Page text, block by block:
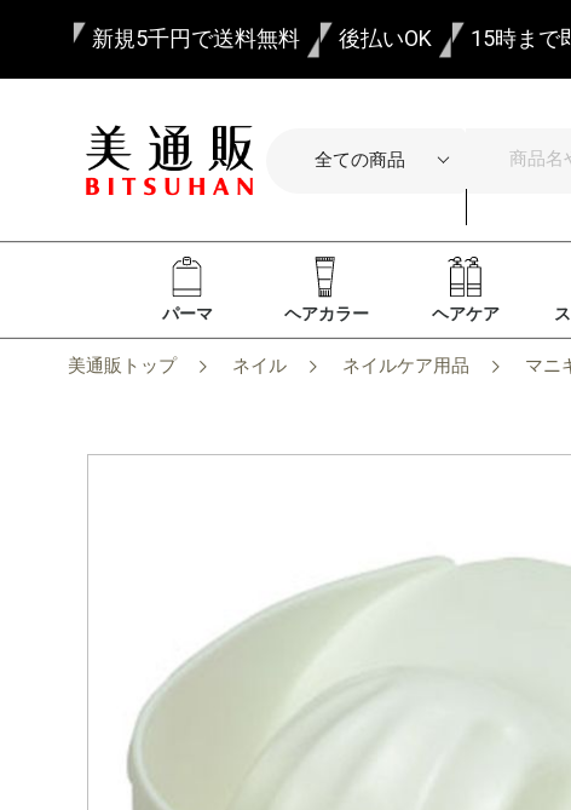
新規5千円で送料無料 後払いOK 15時まで
パーマ ヘアカラー ヘアケア
美通販トップ ネイル ネイルケア用品 マニ